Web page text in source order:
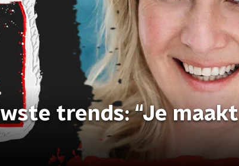
trends: “Je maakt